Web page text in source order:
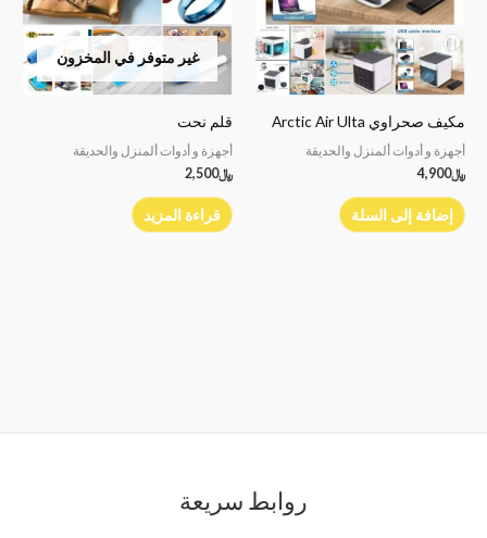
مكيف صحراوي Arctic Air Ulta
أجهزة و أدوات ألمنزل والحديقة
﷼4,900
إضافة إلى السلة
غير متوفر في المخزون
قلم نحت
أجهزة و أدوات ألمنزل والحديقة
﷼2,500
قراءة المزيد
روابط سريعة